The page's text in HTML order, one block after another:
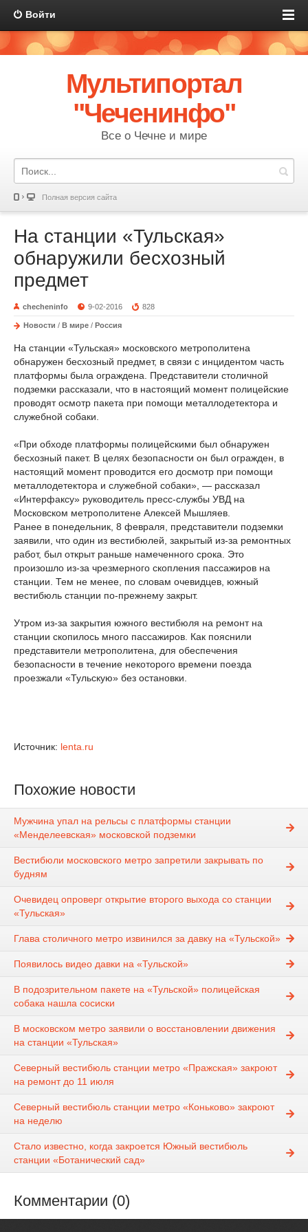
Войти
Мультипортал
"Чеченинфо"
Все о Чечне и мире
Полная версия сайта
На станции «Тульская»
обнаружили бесхозный
предмет
checheninfo 9-02-2016 828
Новости / В мире / Россия
На станции «Тульская» московского метрополитена
обнаружен бесхозный предмет, в связи с инцидентом часть
платформы была ограждена. Представители столичной
подземки рассказали, что в настоящий момент полицейские
проводят осмотр пакета при помощи металлодетектора и
служебной собаки.
«При обходе платформы полицейскими был обнаружен
бесхозный пакет. В целях безопасности он был огражден, в
настоящий момент проводится его досмотр при помощи
металлодетектора и служебной собаки», — рассказал
«Интерфаксу» руководитель пресс-службы УВД на
Московском метрополитене Алексей Мышляев.
Ранее в понедельник, 8 февраля, представители подземки
заявили, что один из вестибюлей, закрытый из-за ремонтных
работ, был открыт раньше намеченного срока. Это
произошло из-за чрезмерного скопления пассажиров на
станции. Тем не менее, по словам очевидцев, южный
вестибюль станции по-прежнему закрыт.
Утром из-за закрытия южного вестибюля на ремонт на
станции скопилось много пассажиров. Как пояснили
представители метрополитена, для обеспечения
безопасности в течение некоторого времени поезда
проезжали «Тульскую» без остановки.
Источник: lenta.ru
Похожие новости
Мужчина упал на рельсы с платформы станции
«Менделеевская» московской подземки
Вестибюли московского метро запретили закрывать по
будням
Очевидец опроверг открытие второго выхода со станции
«Тульская»
Глава столичного метро извинился за давку на «Тульской»
Появилось видео давки на «Тульской»
В подозрительном пакете на «Тульской» полицейская
собака нашла сосиски
В московском метро заявили о восстановлении движения
на станции «Тульская»
Северный вестибюль станции метро «Пражская» закроют
на ремонт до 11 июля
Северный вестибюль станции метро «Коньково» закроют
на неделю
Стало известно, когда закроется Южный вестибюль
станции «Ботанический сад»
Комментарии (0)